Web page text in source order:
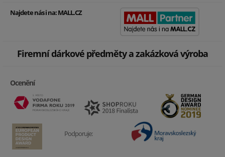
Najdete nás i na:MALL.CZ
Firemní dárkové předměty a zakázková výroba
Ocenění
Podporuje: